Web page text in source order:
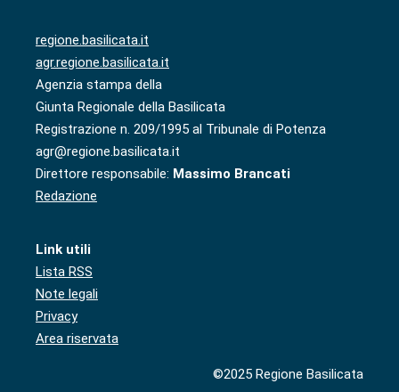
regione.basilicata.it
agr.regione.basilicata.it
Agenzia stampa della
Giunta Regionale della Basilicata
Registrazione n. 209/1995 al Tribunale di Potenza
agr@regione.basilicata.it
Direttore responsabile: Massimo Brancati
Redazione
Link utili
Lista RSS
Note legali
Privacy
Area riservata
©2025 Regione Basilicata